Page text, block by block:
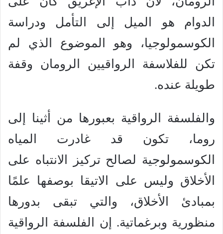
الدوام هو الميل إلى التأمل ودراسة
الكوسمولوجيا، وهو الموضوع الذي لم
تكن للفلاسفة الرواقيين الرومان وقفة
طويلة عنده.
والفلسفة الرواقية بعبورها من أثينا إلى
روما، تكون قد غادرت المياه
الكوسمولوجية لصالح تركيز الانتباه على
الأخلاق وليس على الاتيقا بوصفها علمًا
بمبادئ الأخلاق، والتي تبقى بدورها
منظورية وبرغماتية. إن الفلسفة الرواقية